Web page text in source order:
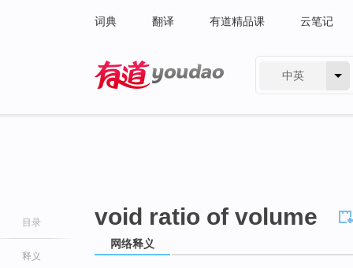
词典 翻译 有道精品课 云笔记
中英
目录
释义
void ratio of volume
网络释义